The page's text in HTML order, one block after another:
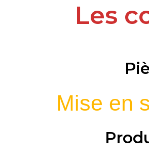
Les
Mise en